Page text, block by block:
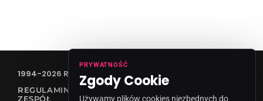
1994-2026 RADIO VANESSA SPÓŁKA Z O.O
REGULAMIN KONKURSÓW
ZESPÓŁ
PRYWATNOŚĆ
Zgody Cookie
Używamy plików cookies niezbędnych do